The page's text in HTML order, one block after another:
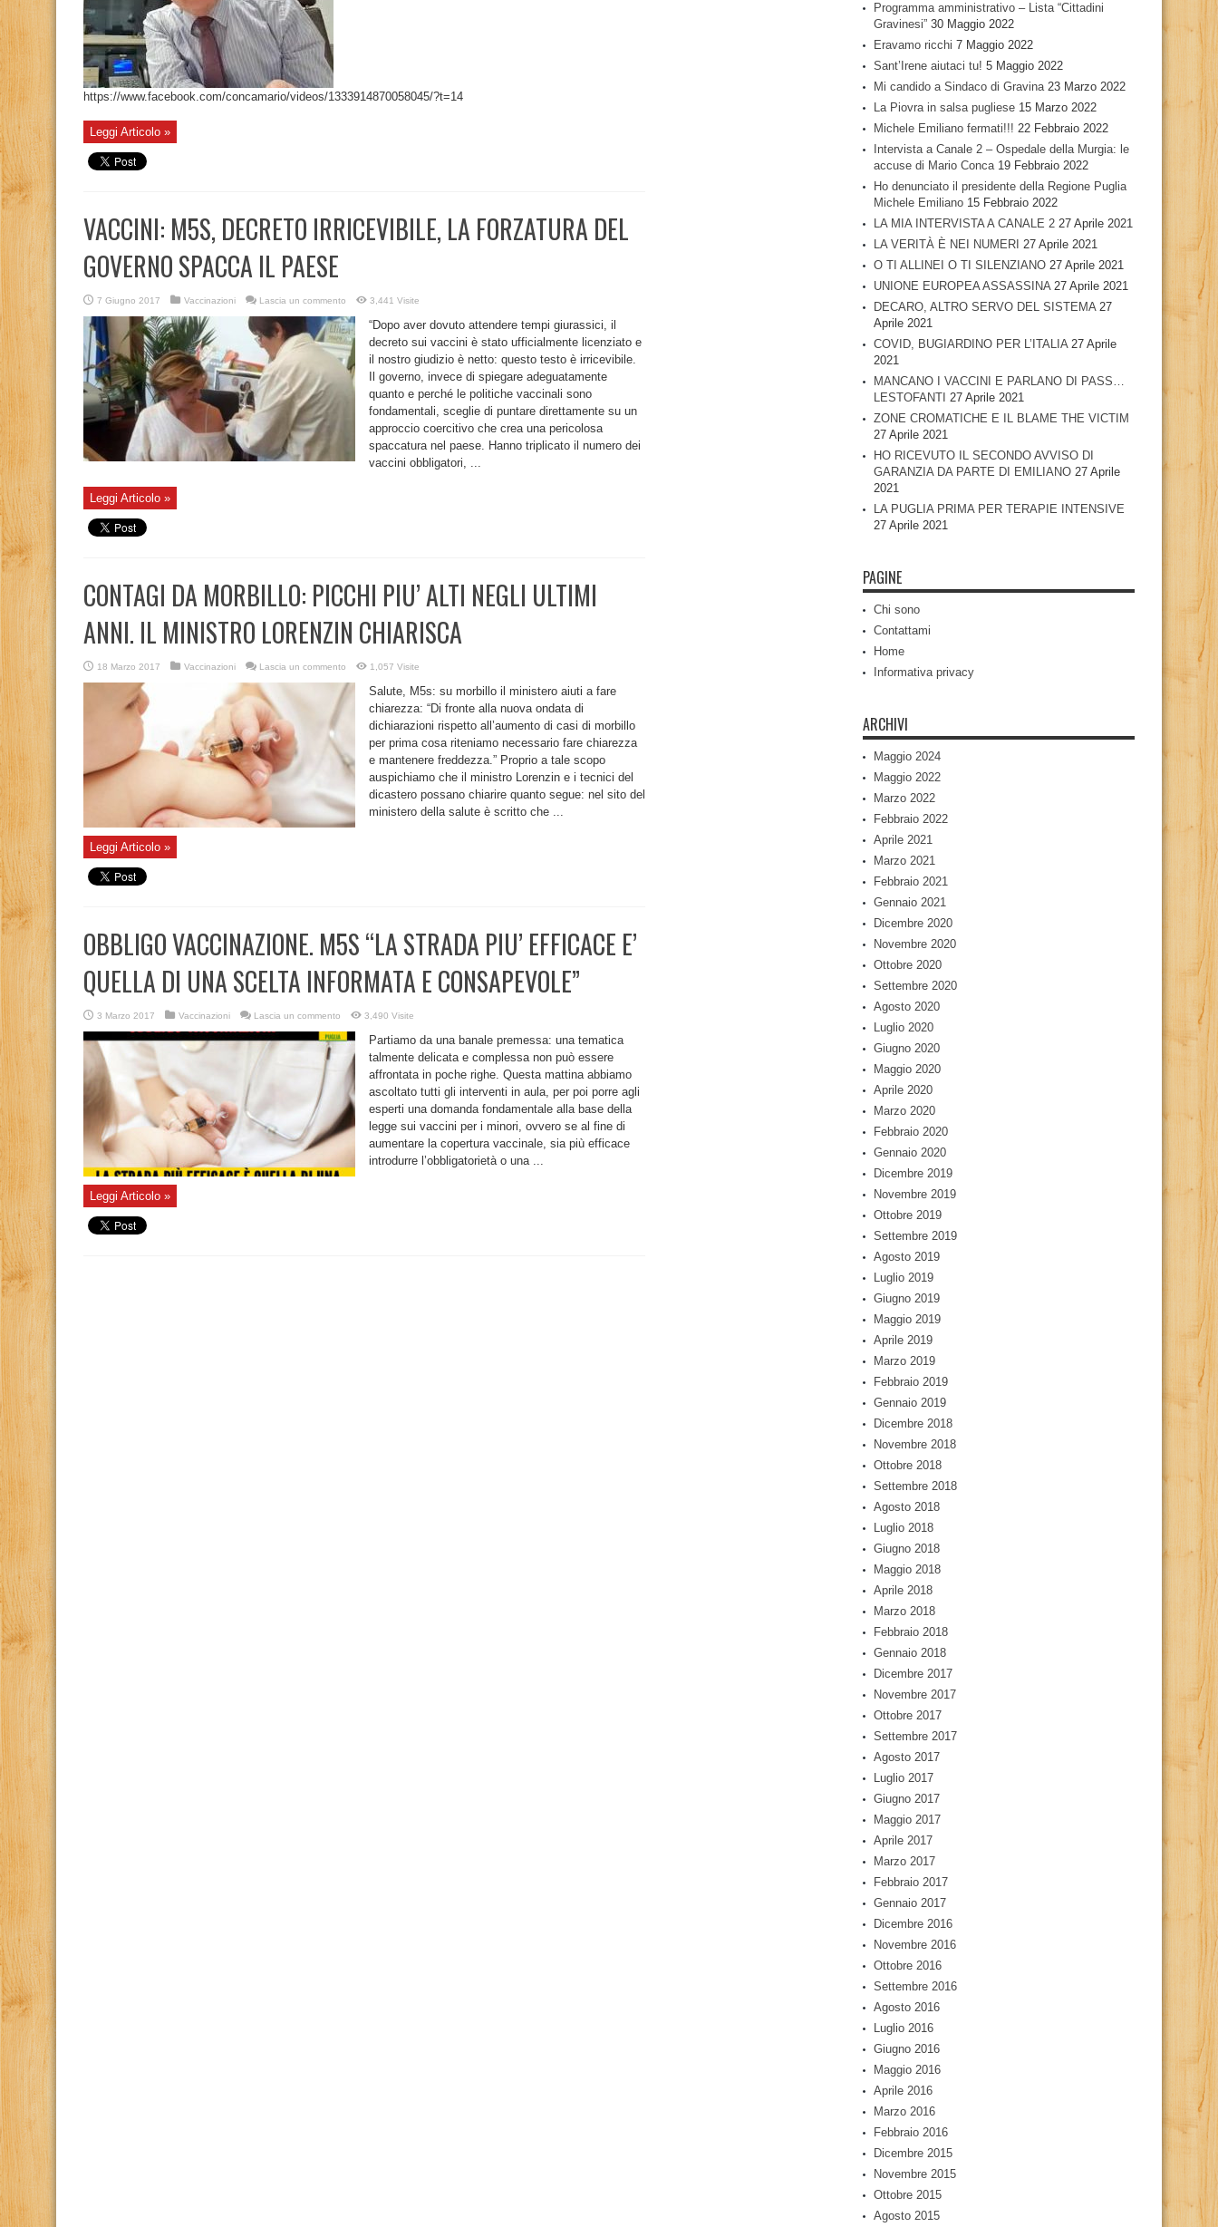
https://www.facebook.com/concamario/videos/1333914870058045/?t=14
Leggi Articolo »
VACCINI: M5S, DECRETO IRRICEVIBILE, LA FORZATURA DEL
GOVERNO SPACCA IL PAESE
7 Giugno 2017 Vaccinazioni Lascia un commento 3,441 Visite
“Dopo aver dovuto attendere tempi giurassici, il
decreto sui vaccini è stato ufficialmente licenziato e
il nostro giudizio è netto: questo testo è irricevibile.
Il governo, invece di spiegare adeguatamente
quanto e perché le politiche vaccinali sono
fondamentali, sceglie di puntare direttamente su un
approccio coercitivo che crea una pericolosa
spaccatura nel paese. Hanno triplicato il numero dei
vaccini obbligatori, ...
Leggi Articolo »
CONTAGI DA MORBILLO: PICCHI PIU’ ALTI NEGLI ULTIMI
ANNI. IL MINISTRO LORENZIN CHIARISCA
18 Marzo 2017 Vaccinazioni Lascia un commento 1,057 Visite
Salute, M5s: su morbillo il ministero aiuti a fare
chiarezza: “Di fronte alla nuova ondata di
dichiarazioni rispetto all’aumento di casi di morbillo
per prima cosa riteniamo necessario fare chiarezza
e mantenere freddezza.” Proprio a tale scopo
auspichiamo che il ministro Lorenzin e i tecnici del
dicastero possano chiarire quanto segue: nel sito del
ministero della salute è scritto che ...
Leggi Articolo »
OBBLIGO VACCINAZIONE. M5S “LA STRADA PIU’ EFFICACE E’
QUELLA DI UNA SCELTA INFORMATA E CONSAPEVOLE”
3 Marzo 2017 Vaccinazioni Lascia un commento 3,490 Visite
Partiamo da una banale premessa: una tematica
talmente delicata e complessa non può essere
affrontata in poche righe. Questa mattina abbiamo
ascoltato tutti gli interventi in aula, per poi porre agli
esperti una domanda fondamentale alla base della
legge sui vaccini per i minori, ovvero se al fine di
aumentare la copertura vaccinale, sia più efficace
introdurre l’obbligatorietà o una ...
Leggi Articolo »
Programma amministrativo – Lista “Cittadini
Gravinesi” 30 Maggio 2022
Eravamo ricchi 7 Maggio 2022
Sant’Irene aiutaci tu! 5 Maggio 2022
Mi candido a Sindaco di Gravina 23 Marzo 2022
La Piovra in salsa pugliese 15 Marzo 2022
Michele Emiliano fermati!!! 22 Febbraio 2022
Intervista a Canale 2 – Ospedale della Murgia: le
accuse di Mario Conca 19 Febbraio 2022
Ho denunciato il presidente della Regione Puglia
Michele Emiliano 15 Febbraio 2022
LA MIA INTERVISTA A CANALE 2 27 Aprile 2021
LA VERITÀ È NEI NUMERI 27 Aprile 2021
O TI ALLINEI O TI SILENZIANO 27 Aprile 2021
UNIONE EUROPEA ASSASSINA 27 Aprile 2021
DECARO, ALTRO SERVO DEL SISTEMA 27
Aprile 2021
COVID, BUGIARDINO PER L’ITALIA 27 Aprile
2021
MANCANO I VACCINI E PARLANO DI PASS…
LESTOFANTI 27 Aprile 2021
ZONE CROMATICHE E IL BLAME THE VICTIM
27 Aprile 2021
HO RICEVUTO IL SECONDO AVVISO DI
GARANZIA DA PARTE DI EMILIANO 27 Aprile
2021
LA PUGLIA PRIMA PER TERAPIE INTENSIVE
27 Aprile 2021
PAGINE
Chi sono
Contattami
Home
Informativa privacy
ARCHIVI
Maggio 2024
Maggio 2022
Marzo 2022
Febbraio 2022
Aprile 2021
Marzo 2021
Febbraio 2021
Gennaio 2021
Dicembre 2020
Novembre 2020
Ottobre 2020
Settembre 2020
Agosto 2020
Luglio 2020
Giugno 2020
Maggio 2020
Aprile 2020
Marzo 2020
Febbraio 2020
Gennaio 2020
Dicembre 2019
Novembre 2019
Ottobre 2019
Settembre 2019
Agosto 2019
Luglio 2019
Giugno 2019
Maggio 2019
Aprile 2019
Marzo 2019
Febbraio 2019
Gennaio 2019
Dicembre 2018
Novembre 2018
Ottobre 2018
Settembre 2018
Agosto 2018
Luglio 2018
Giugno 2018
Maggio 2018
Aprile 2018
Marzo 2018
Febbraio 2018
Gennaio 2018
Dicembre 2017
Novembre 2017
Ottobre 2017
Settembre 2017
Agosto 2017
Luglio 2017
Giugno 2017
Maggio 2017
Aprile 2017
Marzo 2017
Febbraio 2017
Gennaio 2017
Dicembre 2016
Novembre 2016
Ottobre 2016
Settembre 2016
Agosto 2016
Luglio 2016
Giugno 2016
Maggio 2016
Aprile 2016
Marzo 2016
Febbraio 2016
Dicembre 2015
Novembre 2015
Ottobre 2015
Agosto 2015